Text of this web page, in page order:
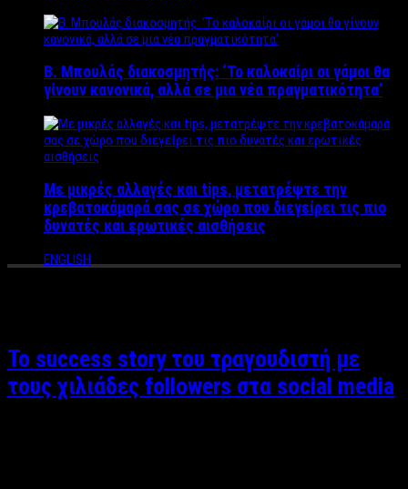
Β. Μπουλάς διακοσμητής: ‘Το καλοκαίρι οι γάμοι θα
γίνουν κανονικά, αλλά σε μια νέα πραγματικότητα’
Με μικρές αλλαγές και tips, μετατρέψτε την
κρεβατοκάμαρά σας σε χώρο που διεγείρει τις πιο
δυνατές και ερωτικές αισθήσεις
ENGLISH
Το success story του τραγουδιστή με
τους χιλιάδες followers στα social media